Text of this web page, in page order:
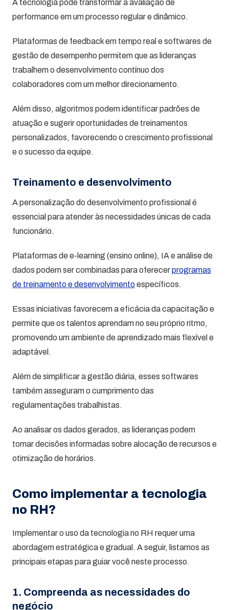
A tecnologia pode transformar a avaliação de
performance em um processo regular e dinâmico.
Plataformas de feedback em tempo real e softwares de
gestão de desempenho permitem que as lideranças
trabalhem o desenvolvimento contínuo dos
colaboradores com um melhor direcionamento.
Além disso, algoritmos podem identificar padrões de
atuação e sugerir oportunidades de treinamentos
personalizados, favorecendo o crescimento profissional
e o sucesso da equipe.
Treinamento e desenvolvimento
A personalização do desenvolvimento profissional é
essencial para atender às necessidades únicas de cada
funcionário.
Plataformas de e-learning (ensino online), IA e análise de
dados podem ser combinadas para oferecerprogramas
de treinamento e desenvolvimentoespecíficos.
Essas iniciativas favorecem a eficácia da capacitação e
permite que os talentos aprendam no seu próprio ritmo,
promovendo um ambiente de aprendizado mais flexível e
adaptável.
Além de simplificar a gestão diária, esses softwares
também asseguram o cumprimento das
regulamentações trabalhistas.
Ao analisar os dados gerados, as lideranças podem
tomar decisões informadas sobre alocação de recursos e
otimização de horários.
Como implementar a tecnologia
no RH?
Implementar o uso da tecnologia no RH requer uma
abordagem estratégica e gradual. A seguir, listamos as
principais etapas para guiar você neste processo.
1. Compreenda as necessidades do
negócio